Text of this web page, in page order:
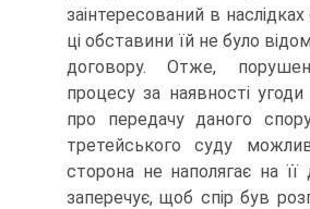
заінтересований в
ці обставини їй не було
договору. Отже,
процесу за наявності
про передачу даного
третейського суду
сторона не наполягає на її
заперечує, щоб спір був